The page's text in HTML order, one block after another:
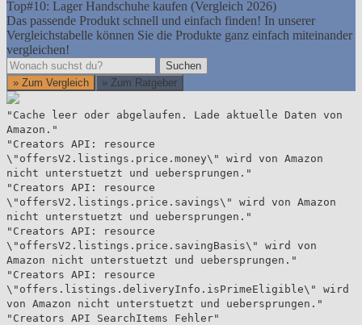
Top#10: Lager Handschuhe kaufen (Vergleich 2026)
Das passende Produkt schnell und einfach finden! In unserer
Vergleichstabelle können Sie die Produkte ganz einfach miteinander
vergleichen!
Suchen
Suchen
» Zum Vergleich
» Zum Ratgeber
"Cache leer oder abgelaufen. Lade aktuelle Daten von
Amazon."
"Creators API: resource
\"offersV2.listings.price.money\" wird von Amazon
nicht unterstuetzt und uebersprungen."
"Creators API: resource
\"offersV2.listings.price.savings\" wird von Amazon
nicht unterstuetzt und uebersprungen."
"Creators API: resource
\"offersV2.listings.price.savingBasis\" wird von
Amazon nicht unterstuetzt und uebersprungen."
"Creators API: resource
\"offers.listings.deliveryInfo.isPrimeEligible\" wird
von Amazon nicht unterstuetzt und uebersprungen."
"Creators API SearchItems Fehler"